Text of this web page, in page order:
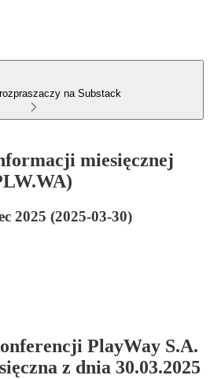
na Substack
miesięcznej
2025 (2025-03-30)
PlayWay S.A.
z dnia 30.03.2025